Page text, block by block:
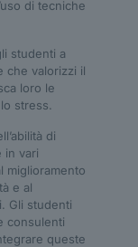
di tecniche
studenti a
che valorizzi il
loro le
stress.
di
in vari
miglioramento
e al
Gli studenti
consulenti
queste